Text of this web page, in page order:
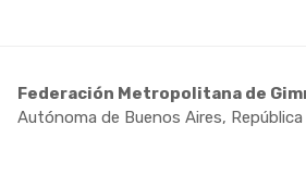
Federación Metropolitana de
Autónoma de Buenos Aires,